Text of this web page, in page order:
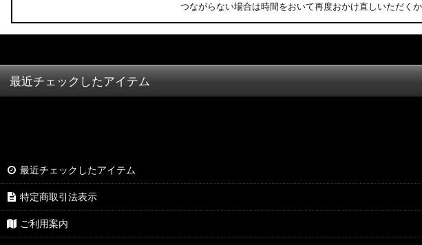
KF CX-5
GU クロストレック
ZC6 BRZ
つながらない場合は時間をおいて再度おかけ直しいただく
最近チェックしたアイテム
最近チェックしたアイテム
特定商取引法表示
ご利用案内